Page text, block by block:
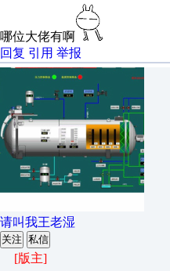
哪位大佬有啊
回复 引用 举报
请叫我王老湿
关注 私信
[版主]